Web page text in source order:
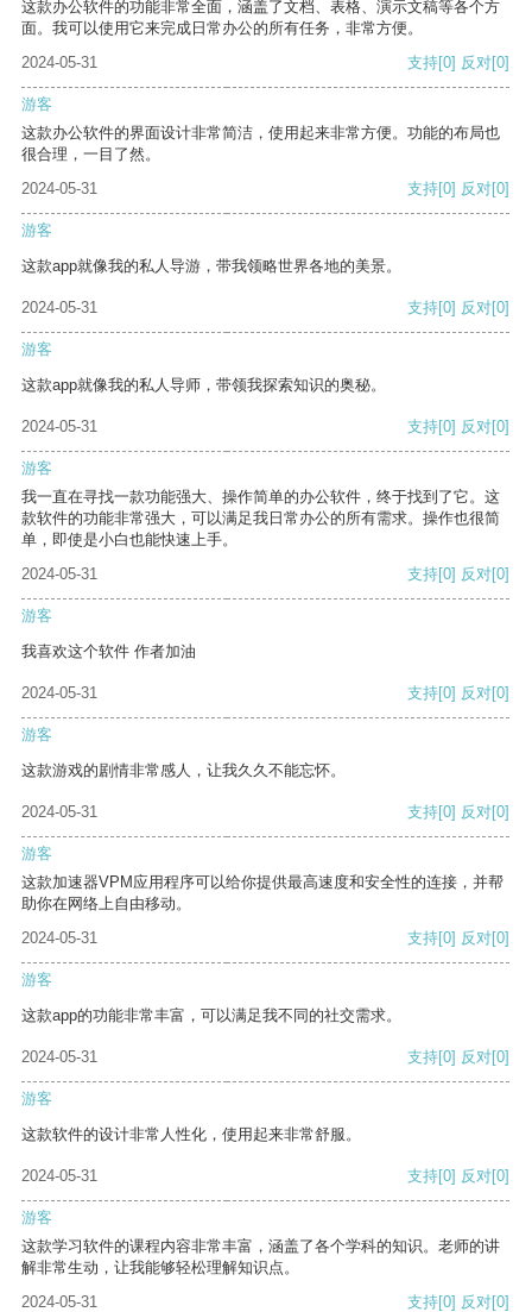
这款办公软件的功能非常全面，涵盖了文档、表格、演示文稿等各个方
面。我可以使用它来完成日常办公的所有任务，非常方便。
2024-05-31
支持[0] 反对[0]
游客
这款办公软件的界面设计非常简洁，使用起来非常方便。功能的布局也
很合理，一目了然。
2024-05-31
支持[0] 反对[0]
游客
这款app就像我的私人导游，带我领略世界各地的美景。
2024-05-31 支持[0] 反对[0]
游客
这款app就像我的私人导师，带领我探索知识的奥秘。
2024-05-31 支持[0] 反对[0]
游客
我一直在寻找一款功能强大、操作简单的办公软件，终于找到了它。这
款软件的功能非常强大，可以满足我日常办公的所有需求。操作也很简
单，即使是小白也能快速上手。
2024-05-31
支持[0] 反对[0]
游客
我喜欢这个软件 作者加油
2024-05-31 支持[0] 反对[0]
游客
这款游戏的剧情非常感人，让我久久不能忘怀。
2024-05-31 支持[0] 反对[0]
游客
这款加速器VPM应用程序可以给你提供最高速度和安全性的连接，并帮
助你在网络上自由移动。
2024-05-31
支持[0] 反对[0]
游客
这款app的功能非常丰富，可以满足我不同的社交需求。
2024-05-31 支持[0] 反对[0]
游客
这款软件的设计非常人性化，使用起来非常舒服。
2024-05-31 支持[0] 反对[0]
游客
这款学习软件的课程内容非常丰富，涵盖了各个学科的知识。老师的讲
解非常生动，让我能够轻松理解知识点。
2024-05-31
支持[0] 反对[0]